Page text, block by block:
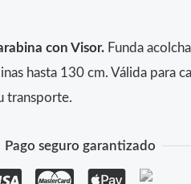
con Visor. Funda
hasta 130 cm. Válida para
transporte.
Pago seguro garantizado